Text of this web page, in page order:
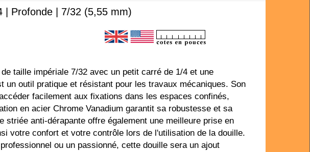
| Profonde | 7/32 (5,55 mm)
taille impériale 7/32 avec un petit carré de 1/4 et une
un outil pratique et résistant pour les travaux mécaniques. Son
facilement aux fixations dans les espaces confinés,
en acier Chrome Vanadium garantit sa robustesse et sa
striée anti-dérapante offre également une meilleure prise en
votre confort et votre contrôle lors de l'utilisation de la douille.
ou un passionné, cette douille sera un ajout